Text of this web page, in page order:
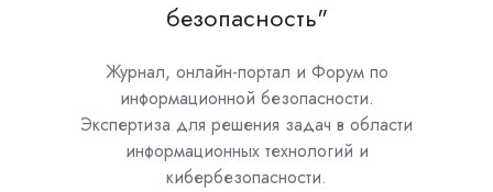
безопасность"
Журнал, онлайн-портал и Форум по
информационной безопасности.
Экспертиза для решения задач в области
информационных технологий и
кибербезопасности.